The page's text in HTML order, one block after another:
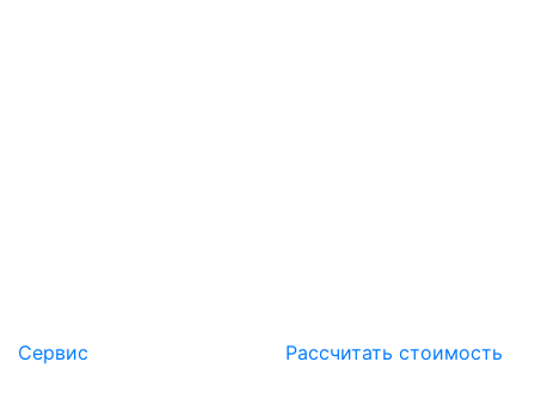
Сервис Расcчитать стоимость